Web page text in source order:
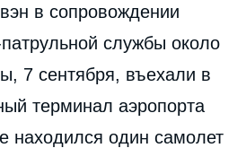
в сопровождении
службы около
7 сентября, въехали в
терминал аэропорта
находился один самолет